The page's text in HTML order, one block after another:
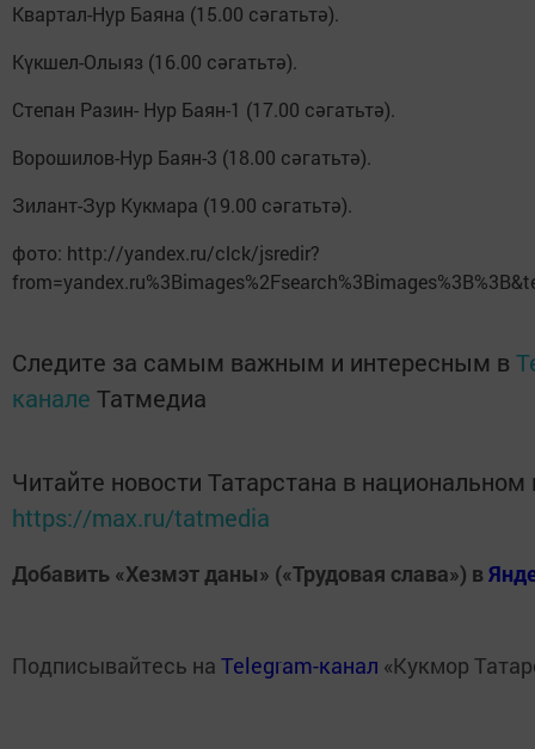
Квартал-Нур Баяна (15.00 сәгатьтә).
Күкшел-Олыяз (16.00 сәгатьтә).
Степан Разин- Нур Баян-1 (17.00 сәгатьтә).
Ворошилов-Нур Баян-3 (18.00 сәгатьтә).
Зилант-Зур Кукмара (19.00 сәгатьтә).
фото: http://yandex.ru/clck/jsredir?
Следите за самым важным и интересным в
канале Татмедиа
Читайте новости Татарстана в
https://max.ru/tatmedia
Добавить «Хезмэт даны» («Трудовая слава») в
Подписывайтесь на Telegram-канал «Кукмор